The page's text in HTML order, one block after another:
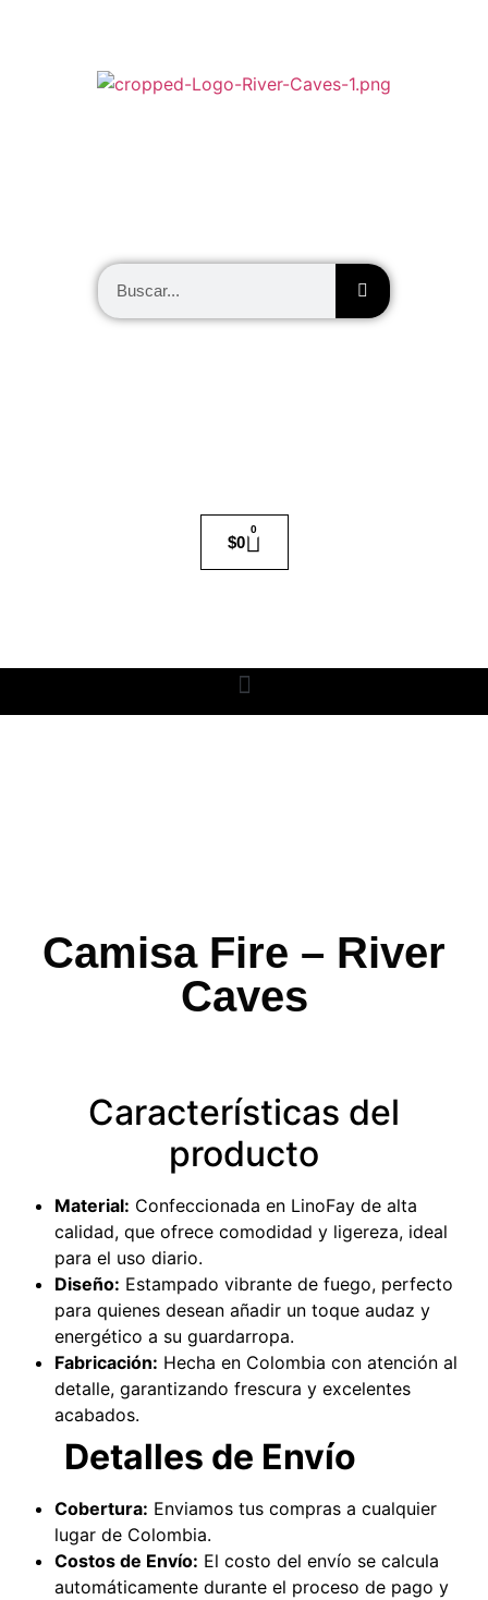
$0
0
Camisa Fire – River
Caves
Características del
producto
Material: Confeccionada en LinoFay de alta
calidad, que ofrece comodidad y ligereza, ideal
para el uso diario.
Diseño: Estampado vibrante de fuego, perfecto
para quienes desean añadir un toque audaz y
energético a su guardarropa.
Fabricación: Hecha en Colombia con atención al
detalle, garantizando frescura y excelentes
acabados.
Detalles de Envío
Cobertura: Enviamos tus compras a cualquier
lugar de Colombia.
Costos de Envío: El costo del envío se calcula
automáticamente durante el proceso de pago y